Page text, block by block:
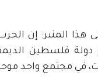
هذا المنبر: إن
دولة فلسطين
في مجتمع واحد